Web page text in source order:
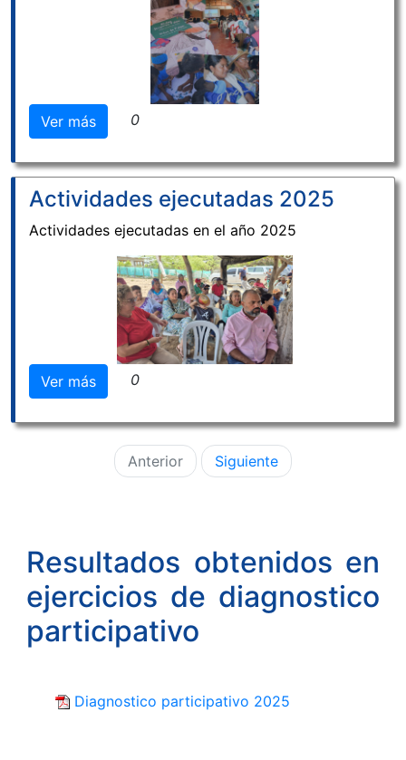
Ver más 0
Actividades ejecutadas 2025
Actividades ejecutadas en el año 2025
Ver más 0
Anterior Siguiente
Resultados obtenidos en
ejercicios de diagnostico
participativo
Diagnostico participativo 2025